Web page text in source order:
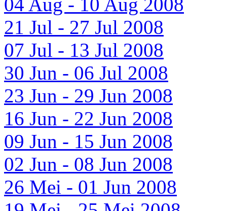
21 Jul - 27 Jul 2008
07 Jul - 13 Jul 2008
30 Jun - 06 Jul 2008
23 Jun - 29 Jun 2008
16 Jun - 22 Jun 2008
09 Jun - 15 Jun 2008
02 Jun - 08 Jun 2008
26 Mei - 01 Jun 2008